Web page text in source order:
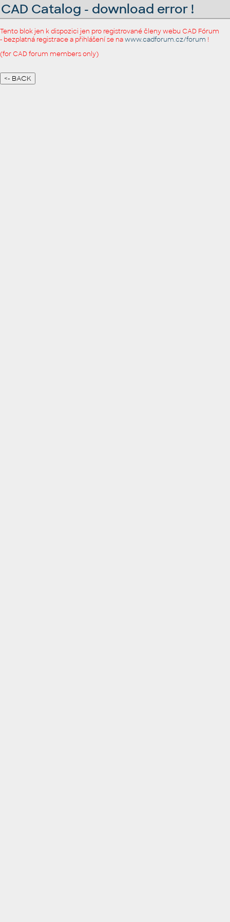
CAD Catalog - download error !
Tento blok jen k dispozici jen pro registrované členy webu CAD Fórum
- bezplatná registrace a přihlášení se nawww.cadforum.cz/forum !
(for CAD forum members only)